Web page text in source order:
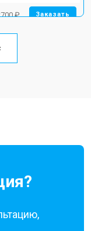
₽ Заказать
₽